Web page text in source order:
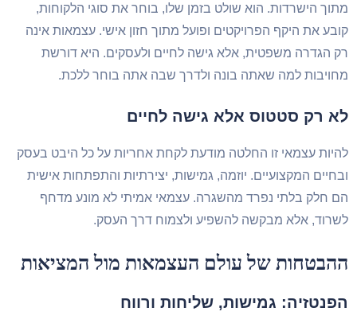
הישרדות. הוא שולט בזמן שלו, בוחר את סוגי הלקוחות,
את היקף הפרויקטים ופועל מתוך חזון אישי. עצמאות אינה
הגדרה משפטית, אלא גישה לחיים ולעסקים. היא דורשת
למה שאתה בונה ולדרך שבה אתה בוחר ללכת.
רק סטטוס אלא גישה לחיים
עצמאי זו החלטה מודעת לקחת אחריות על כל היבט בעסק
המקצועיים. יוזמה, גמישות, יצירתיות והתפתחות אישית
חלק בלתי נפרד מהשגרה. עצמאי אמיתי לא מונע מדחף
אלא מבקשה להשפיע ולצמוח דרך העסק.
של עולם העצמאות מול המציאות
גמישות, שליחות ורווח